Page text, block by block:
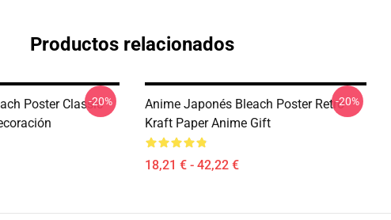
Productos relacionados
Poster Classic
-20%
Anime Japonés Bleach Poster Retro
Kraft Paper Anime Gift
18,21 € - 42,22 €
-20%